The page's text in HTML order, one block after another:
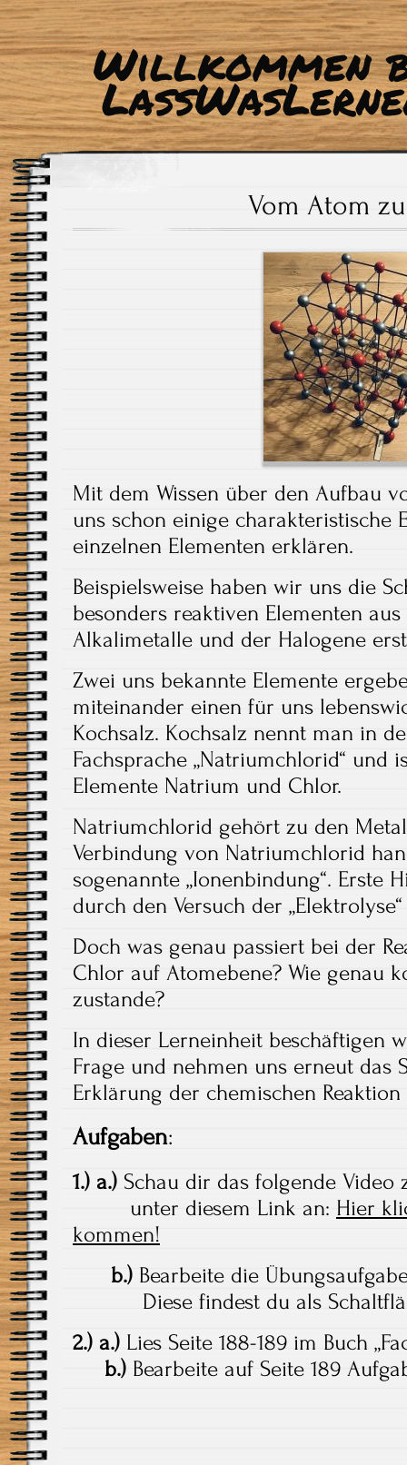
Willkommen
Vom Atom
Mit dem Wissen über den Aufbau
uns schon einige charakteristische
einzelnen Elementen erklären.
Beispielsweise haben wir uns die
besonders reaktiven Elementen
Alkalimetalle und der Halogene
Zwei uns bekannte Elemente
miteinander einen für uns
Kochsalz. Kochsalz nennt man in
Fachsprache „Natriumchlorid“ und
Elemente Natrium und Chlor.
Natriumchlorid gehört zu den
Verbindung von Natriumchlorid
sogenannte „Ionenbindung“. Erste
durch den Versuch der
Doch was genau passiert bei der
Chlor auf Atomebene? Wie genau
zustande?
In dieser Lerneinheit beschäftigen
Frage und nehmen uns erneut das
Erklärung der chemischen
Aufgaben:
1.) a.) Schau dir das folgende Video
unter diesem Link an: Hier
kommen!
b.) Bearbeite die
Diese findest du als
2.) a.) Lies Seite 188-189 im Buch
b.) Bearbeite auf Seite 189